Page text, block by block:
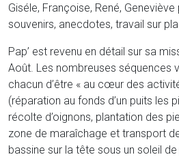
Giséle, Françoise, René,
souvenirs, anecdotes, travail sur
Pap’ est revenu en détail sur sa
Août. Les nombreuses séquences
chacun d’être « au cœur des
(réparation au fonds d’un puits les
récolte d’oignons, plantation des
zone de maraîchage et transport
bassine sur la tête sous un soleil